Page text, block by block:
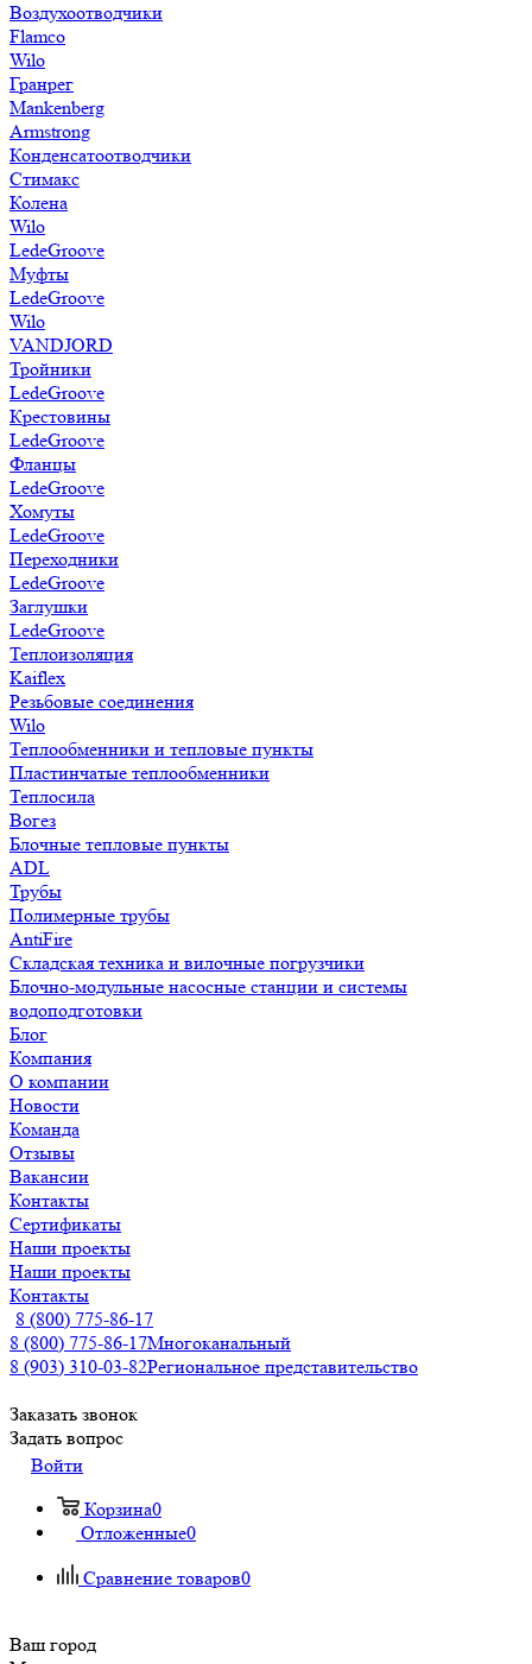
Воздухоотводчики
Flamco
Wilo
Гранрег
Mankenberg
Armstrong
Конденсатоотводчики
Стимакс
Колена
Wilo
LedeGroove
Муфты
LedeGroove
Wilo
VANDJORD
Тройники
LedeGroove
Крестовины
LedeGroove
Фланцы
LedeGroove
Хомуты
LedeGroove
Переходники
LedeGroove
Заглушки
LedeGroove
Теплоизоляция
Kaiflex
Резьбовые соединения
Wilo
Теплообменники и тепловые пункты
Пластинчатые теплообменники
Теплосила
Вогез
Блочные тепловые пункты
ADL
Трубы
Полимерные трубы
AntiFire
Складская техника и вилочные погрузчики
Блочно-модульные насосные станции и системы
водоподготовки
Блог
Компания
О компании
Новости
Команда
Отзывы
Вакансии
Контакты
Сертификаты
Наши проекты
Наши проекты
Контакты
8 (800) 775-86-17
8 (800) 775-86-17Многоканальный
8 (903) 310-03-82Региональное представительство
Заказать звонок
Задать вопрос
Войти
Корзина0
Отложенные0
Сравнение товаров0
Ваш город